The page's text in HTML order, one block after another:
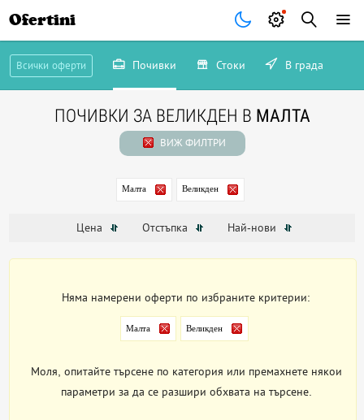
Ofertini
Всички оферти Почивки Стоки В града
ПОЧИВКИ ЗА ВЕЛИКДЕН В МАЛТА
ВИЖ ФИЛТРИ
Малта Великден
Цена Отстъпка Най-нови
Няма намерени оферти по избраните критерии:
Малта Великден
Моля, опитайте търсене по категория или премахнете някои
параметри за да се разшири обхвата на търсене.